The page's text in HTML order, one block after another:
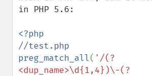
in PHP 5.6:
preg_match_all( '/(?
<dup_name>\d{1,4})\-(?